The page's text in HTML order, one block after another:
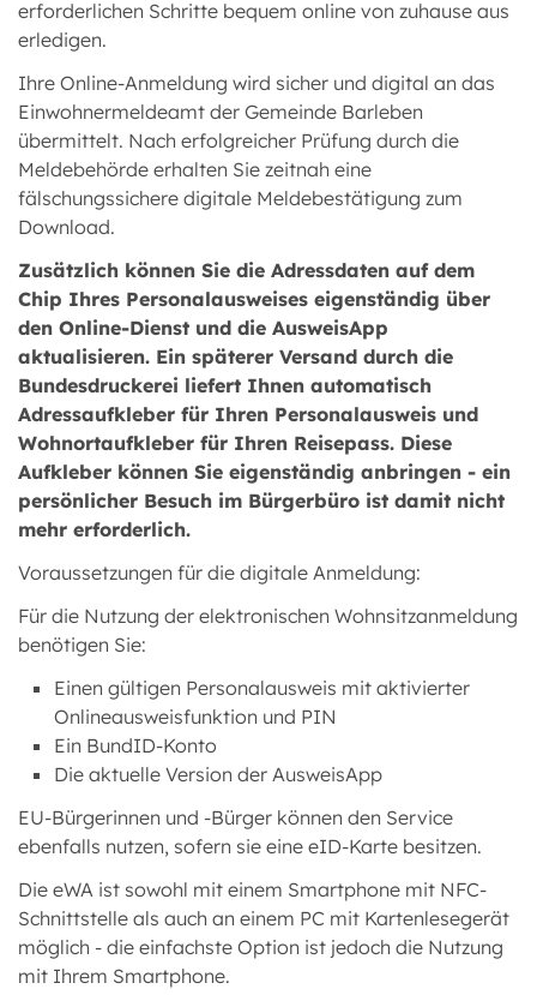
erforderlichen Schritte bequem online von zuhause aus
erledigen.
Ihre Online-Anmeldung wird sicher und digital an das
Einwohnermeldeamt der Gemeinde Barleben
übermittelt. Nach erfolgreicher Prüfung durch die
Meldebehörde erhalten Sie zeitnah eine
fälschungssichere digitale Meldebestätigung zum
Download.
Zusätzlich können Sie die Adressdaten auf dem
Chip Ihres Personalausweises eigenständig über
den Online-Dienst und die AusweisApp
aktualisieren. Ein späterer Versand durch die
Bundesdruckerei liefert Ihnen automatisch
Adressaufkleber für Ihren Personalausweis und
Wohnortaufkleber für Ihren Reisepass. Diese
Aufkleber können Sie eigenständig anbringen - ein
persönlicher Besuch im Bürgerbüro ist damit nicht
mehr erforderlich.
Voraussetzungen für die digitale Anmeldung:
Für die Nutzung der elektronischen Wohnsitzanmeldung
benötigen Sie:
Einen gültigen Personalausweis mit aktivierter
Onlineausweisfunktion und PIN
Ein BundID-Konto
Die aktuelle Version der AusweisApp
EU-Bürgerinnen und -Bürger können den Service
ebenfalls nutzen, sofern sie eine eID-Karte besitzen.
Die eWA ist sowohl mit einem Smartphone mit NFC-
Schnittstelle als auch an einem PC mit Kartenlesegerät
möglich - die einfachste Option ist jedoch die Nutzung
mit Ihrem Smartphone.